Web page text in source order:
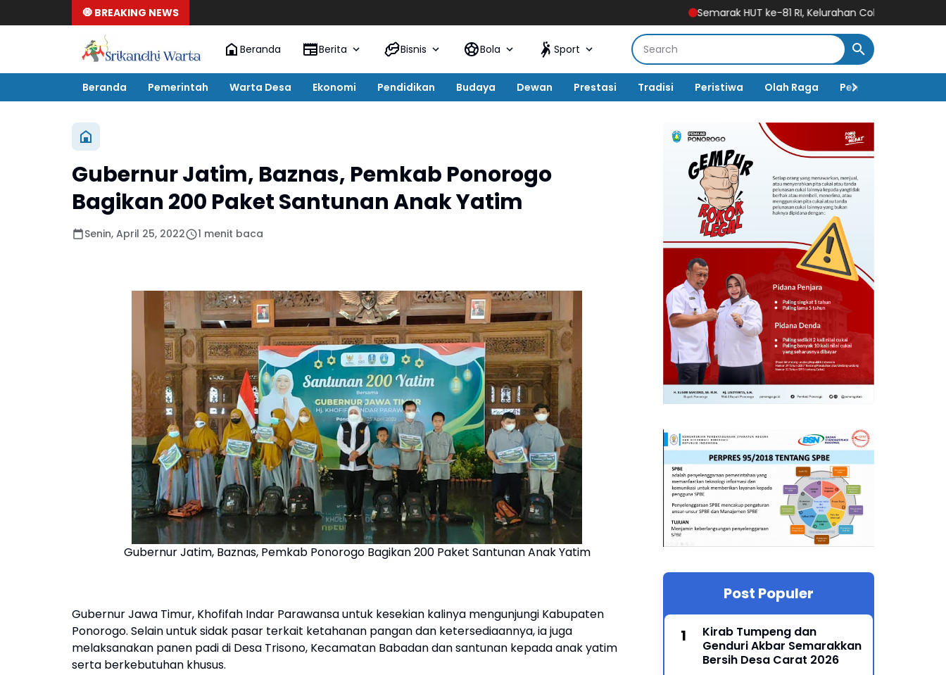
🧿 BREAKING NEWS Semarak HUT ke-81 RI, Kelurahan Cokromenggalan Gelar Lomba
Beranda Berita Bisnis Bola Sport
Beranda Pemerintah Warta Desa Ekonomi Pendidikan Budaya Dewan Prestasi Tradisi Peristiwa Olah Raga Pembangunan
Gubernur Jatim, Baznas, Pemkab Ponorogo
Bagikan 200 Paket Santunan Anak Yatim
Senin, April 25, 2022 1 menit baca
Gubernur Jatim, Baznas, Pemkab Ponorogo Bagikan 200 Paket Santunan Anak Yatim
Gubernur Jawa Timur, Khofifah Indar Parawansa untuk kesekian kalinya mengunjungi Kabupaten
Ponorogo. Selain untuk sidak pasar terkait ketahanan pangan dan ketersediaannya, ia juga
melaksanakan panen padi di Desa Trisono, Kecamatan Babadan dan santunan kepada anak yatim
serta berkebutuhan khusus.
Post Populer
Kirab Tumpeng dan
Genduri Akbar Semarakkan
Bersih Desa Carat 2026